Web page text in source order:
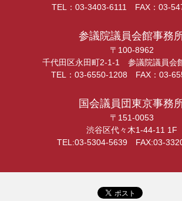
TEL：03-3403-6111 FAX：03-
参議院議員会館事務
〒100-8962
千代田区永田町2-1-1 参議院議員会
TEL：03-6550-1208 FAX：03-
国会議員団東京事務
〒151-0053
渋谷区代々木1-44-11 1F
TEL:03-5304-5639 FAX:03-